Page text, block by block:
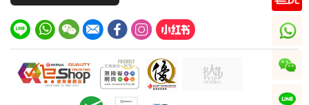
whatsapp